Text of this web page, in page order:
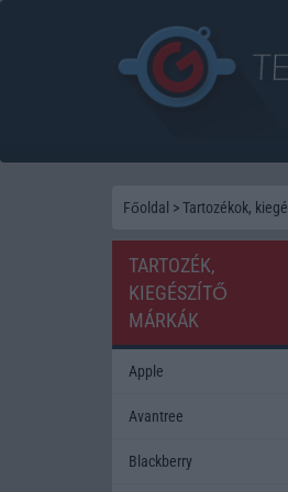
Főoldal >Tartozékok,
TARTOZÉK,
KIEGÉSZÍTŐ
MÁRKÁK
Apple
Avantree
Blackberry